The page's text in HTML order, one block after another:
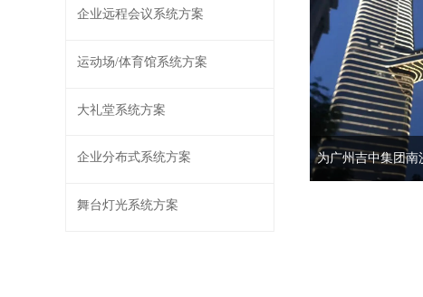
企业远程会议系统方案
运动场/体育馆系统方案
大礼堂系统方案
企业分布式系统方案
舞台灯光系统方案